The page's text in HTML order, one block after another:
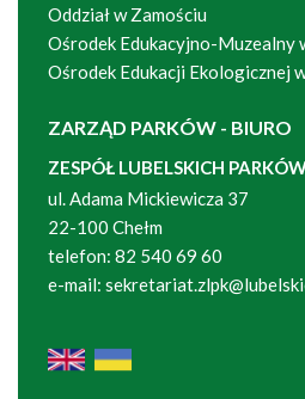
Oddział w Zamościu
Ośrodek Edukacyjno-Muzealny
Ośrodek Edukacji Ekologicznej
ZARZĄD PARKÓW - BIURO
ZESPÓŁ LUBELSKICH
ul. Adama Mickiewicza 37
22-100 Chełm
telefon: 82 540 69 60
e-mail: